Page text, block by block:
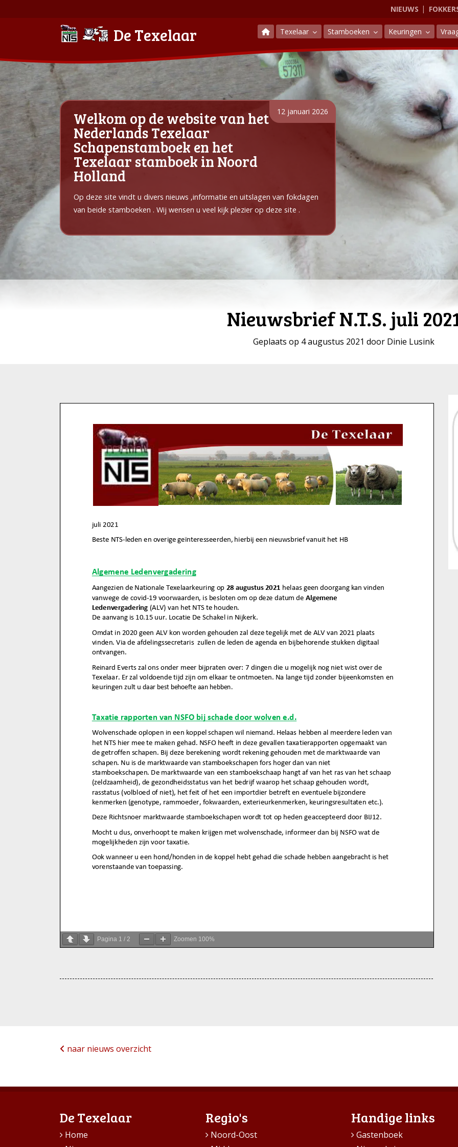
NIEUWS
De Texelaar Texelaar Stamboeken Keuringen
12 januari 2026
Welkom op de website van het
Nederlands Texelaar
Schapenstamboek en het
Texelaar stamboek in Noord
Holland
Op deze site vindt u divers nieuws ,informatie en uitslagen van fokdagen
van beide stamboeken . Wij wensen u veel kijk plezier op deze site .
Nieuwsbrief N.T.S. juli
Geplaats op 4 augustus 2021 door Dinie Lusink
Pagina 1 / 2 Zoomen 100%
naar nieuws overzicht
De Texelaar
Home
Regio's
Noord-Oost
Handige links
Gastenboek